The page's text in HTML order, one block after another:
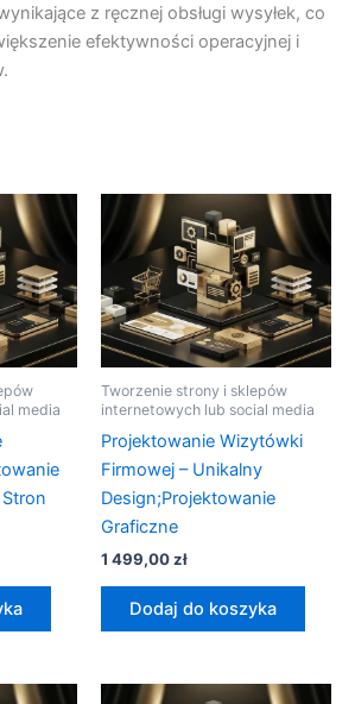
z ręcznej obsługi wysyłek, co
efektywności operacyjnej i
media
Tworzenie strony i sklepów
internetowych lub social media
Projektowanie Wizytówki
Firmowej – Unikalny
Design;Projektowanie
Graficzne
1 499,00zł
Dodaj do koszyka